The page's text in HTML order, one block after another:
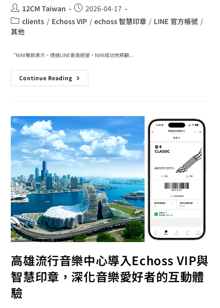
12CM Taiwan
2026-04-17
clients / Echoss VIP / echoss 智慧印章 / LINE 官方帳號 /
其他
“NINI餐飲表示，透過LINE會員經營，NINI成功地將顧...
Continue Reading
高雄流行音樂中心導入Echoss VIP與
智慧印章，深化音樂愛好者的互動體
驗